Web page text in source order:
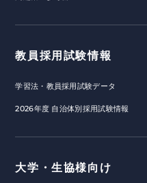
教員採用試験情報
学習法・教員採用試験データ
2026年度 自治体別採用試験情報
大学・生協様向け